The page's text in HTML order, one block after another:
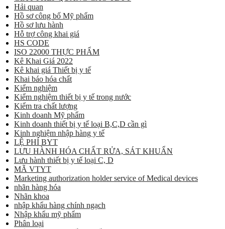
Hải quan
Hồ sơ công bố Mỹ phẩm
Hồ sơ lưu hành
Hỗ trợ công khai giá
HS CODE
ISO 22000 THỰC PHẨM
Kê Khai Giá 2022
Kê khai giá Thiết bị y tế
Khai báo hóa chất
Kiểm nghiệm
Kiểm nghiệm thiết bị y tế trong nước
Kiểm tra chất lượng
Kinh doanh Mỹ phẩm
Kinh doanh thiết bị y tế loại B,C,D cần gì
Kinh nghiệm nhập hàng y tế
LỆ PHÍ BYT
LƯU HÀNH HÓA CHẤT RỬA, SÁT KHUẨN
Lưu hành thiết bị y tế loại C, D
MÃ VTYT
Marketing authorization holder service of Medical devices
nhãn hàng hóa
Nhãn khoa
nhập khẩu hàng chính ngạch
Nhập khẩu mỹ phẩm
Phân loại